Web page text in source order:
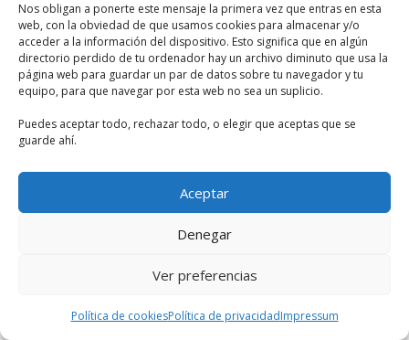
Nos obligan a ponerte este mensaje la primera vez que entras en esta
web, con la obviedad de que usamos cookies para almacenar y/o
acceder a la información del dispositivo. Esto significa que en algún
directorio perdido de tu ordenador hay un archivo diminuto que usa la
página web para guardar un par de datos sobre tu navegador y tu
equipo, para que navegar por esta web no sea un suplicio.
Puedes aceptar todo, rechazar todo, o elegir que aceptas que se
guarde ahí.
Aceptar
Denegar
Ver preferencias
Política de cookiesPolítica de privacidadImpressum